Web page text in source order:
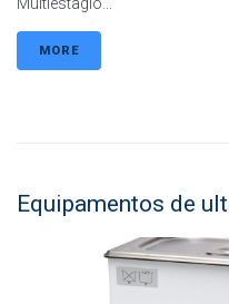
MORE
Equipamentos de